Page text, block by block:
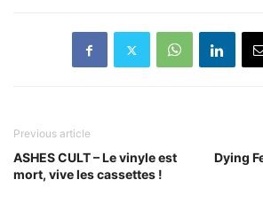
Previous article
ASHES CULT – Le vinyle est
mort, vive les cassettes !
Dying